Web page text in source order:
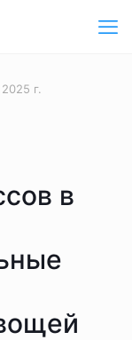
г.
в